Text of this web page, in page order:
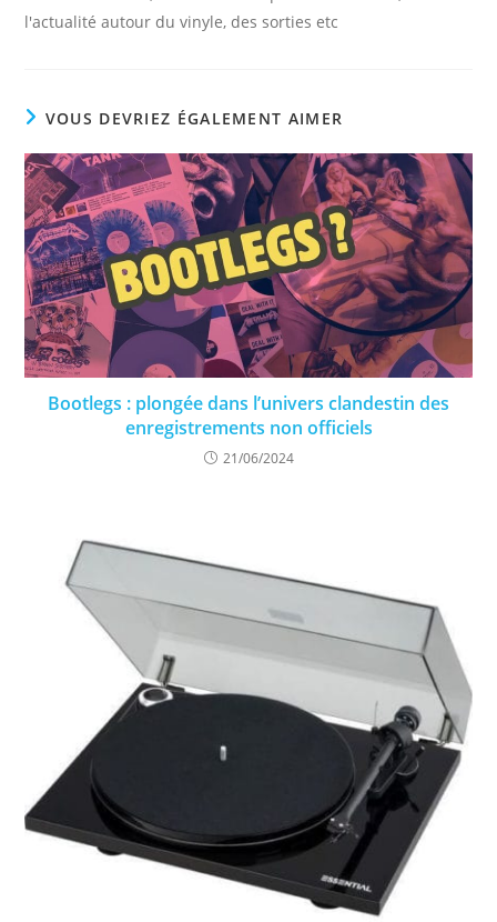
l'actualité autour du vinyle, des sorties etc
VOUS DEVRIEZ ÉGALEMENT AIMER
Bootlegs : plongée dans l’univers clandestin des
enregistrements non officiels
21/06/2024